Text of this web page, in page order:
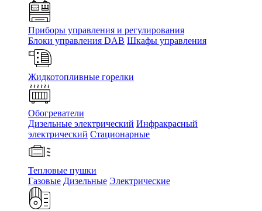
Приборы управления и регулирования
Блоки управления DAB Шкафы управления
Жидкотопливные горелки
Обогреватели
Дизельные электрический Инфракрасный
электрический Стационарные
Тепловые пушки
Газовые Дизельные Электрические